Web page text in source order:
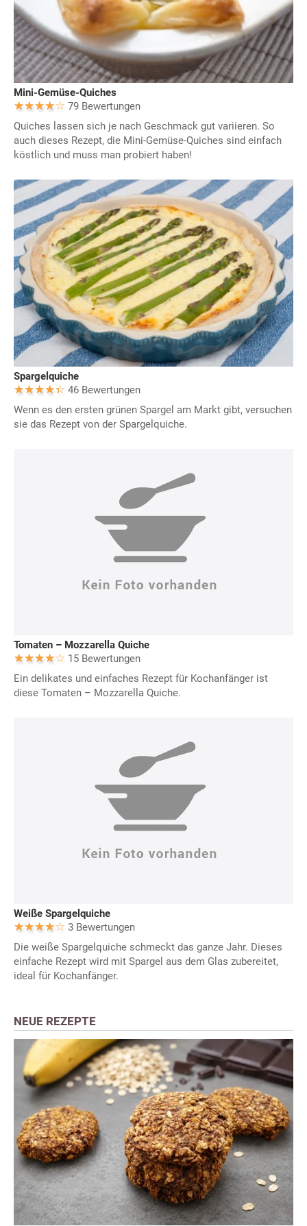
Mini-Gemüse-Quiches
79 Bewertungen
Quiches lassen sich je nach Geschmack gut variieren. So
auch dieses Rezept, die Mini-Gemüse-Quiches sind einfach
köstlich und muss man probiert haben!
Spargelquiche
46 Bewertungen
Wenn es den ersten grünen Spargel am Markt gibt, versuchen
sie das Rezept von der Spargelquiche.
Tomaten – Mozzarella Quiche
15 Bewertungen
Ein delikates und einfaches Rezept für Kochanfänger ist
diese Tomaten – Mozzarella Quiche.
Weiße Spargelquiche
3 Bewertungen
Die weiße Spargelquiche schmeckt das ganze Jahr. Dieses
einfache Rezept wird mit Spargel aus dem Glas zubereitet,
ideal für Kochanfänger.
NEUE REZEPTE